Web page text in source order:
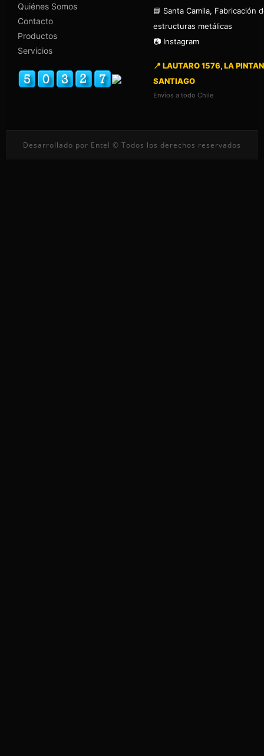
Quiénes Somos
Contacto
Productos
Servicios
📘 Santa Camila, Fabricación
estructuras metálicas
📷 Instagram
📍 LAUTARO 1576, LA
SANTIAGO
Envíos a todo Chile
Desarrollado por Entel © Todos los derechos reservados